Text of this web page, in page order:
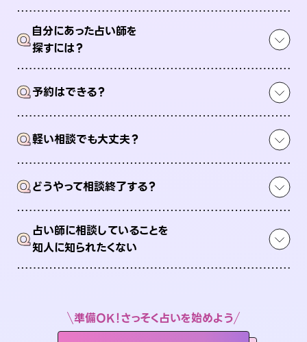
Q自分にあった占い師を
探すには？
Q予約はできる？
Q軽い相談でも大丈夫？
Qどうやって相談終了する？
Q占い師に相談していることを
知人に知られたくない
準備OK！さっそく占いを始めよう